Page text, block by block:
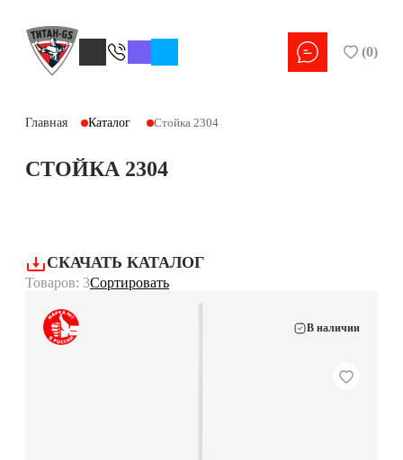
(0)
Главная Каталог Стойка 2304
СТОЙКА 2304
Товаров: 3Сортировать
СКАЧАТЬ КАТАЛОГ
В наличии